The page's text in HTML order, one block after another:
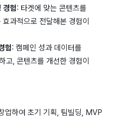
경험: 타겟에 맞는 콘텐츠를
과적으로 전달해본 경험이
험: 캠페인 성과 데이터를
고, 콘텐츠를 개선한 경험이
업하여 초기 기획, 팀빌딩, MVP